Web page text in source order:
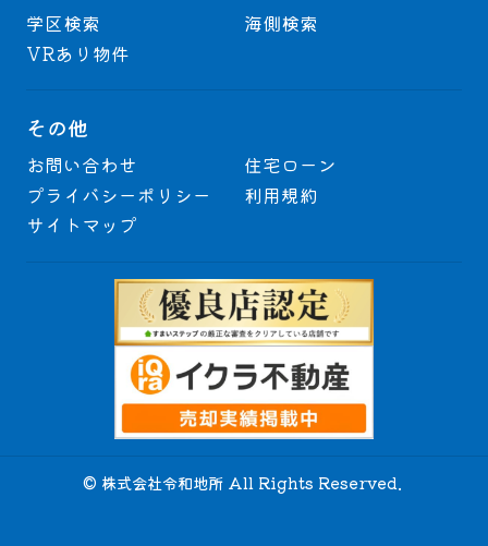
学区検索
海側検索
VRあり物件
その他
お問い合わせ
住宅ローン
プライバシーポリシー
利用規約
サイトマップ
© 株式会社令和地所 All Rights Reserved.